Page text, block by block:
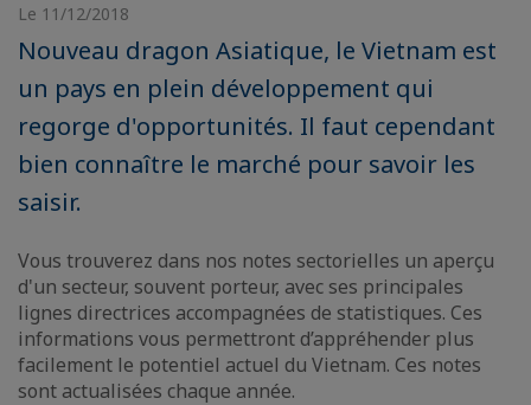
Le 11/12/2018
Nouveau dragon Asiatique, le Vietnam est
un pays en plein développement qui
regorge d'opportunités. Il faut cependant
bien connaître le marché pour savoir les
saisir.
Vous trouverez dans nos notes sectorielles un aperçu
d'un secteur, souvent porteur, avec ses principales
lignes directrices accompagnées de statistiques. Ces
informations vous permettront d’appréhender plus
facilement le potentiel actuel du Vietnam. Ces notes
sont actualisées chaque année.